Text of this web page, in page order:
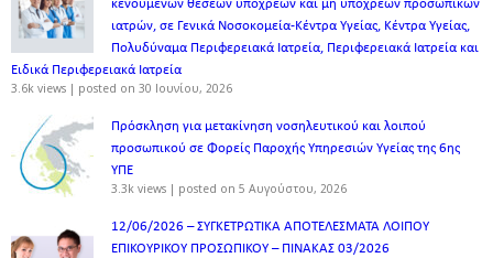
κενούμενων θέσεων υπόχρεων και μη υπόχρεων προσωπικών
ιατρών, σε Γενικά Νοσοκομεία-Κέντρα Υγείας, Κέντρα Υγείας,
Πολυδύναμα Περιφερειακά Ιατρεία, Περιφερειακά Ιατρεία και
Ειδικά Περιφερειακά Ιατρεία
3.6k views | posted on 30 Ιουνίου, 2026
Πρόσκληση για μετακίνηση νοσηλευτικού και λοιπού
προσωπικού σε Φορείς Παροχής Υπηρεσιών Υγείας της 6ης
ΥΠΕ
3.3k views | posted on 5 Αυγούστου, 2026
12/06/2026 – ΣΥΓΚΕΤΡΩΤΙΚΑ ΑΠΟΤΕΛΕΣΜΑΤΑ ΛΟΙΠΟΥ
ΕΠΙΚΟΥΡΙΚΟΥ ΠΡΟΣΩΠΙΚΟΥ – ΠΙΝΑΚΑΣ 03/2026